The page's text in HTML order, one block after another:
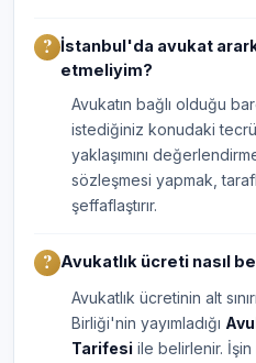
İstanbul'da avukat
etmeliyim?
Avukatın bağlı olduğu
istediğiniz konudaki
yaklaşımını
sözleşmesi yapmak,
şeffaflaştırır.
Avukatlık ücreti nasıl
Avukatlık ücretinin alt
Birliği'nin yayımladığı
Tarifesi ile belirlenir. İşin